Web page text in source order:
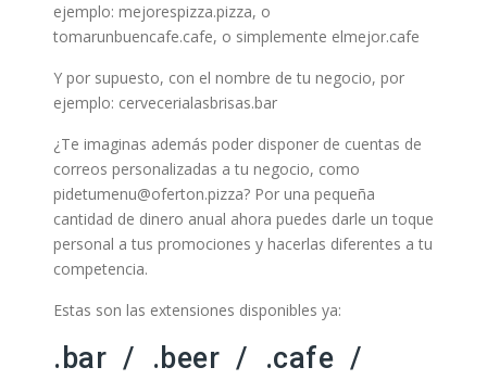
ejemplo: mejorespizza.pizza, o
tomarunbuencafe.cafe, o simplemente elmejor.cafe
Y por supuesto, con el nombre de tu negocio, por
ejemplo: cervecerialasbrisas.bar
¿Te imaginas además poder disponer de cuentas de
correos personalizadas a tu negocio, como
pidetumenu@oferton.pizza? Por una pequeña
cantidad de dinero anual ahora puedes darle un toque
personal a tus promociones y hacerlas diferentes a tu
competencia.
Estas son las extensiones disponibles ya:
.bar / .beer / .cafe /